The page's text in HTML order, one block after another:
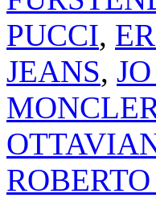
PUCCI,
JEANS,